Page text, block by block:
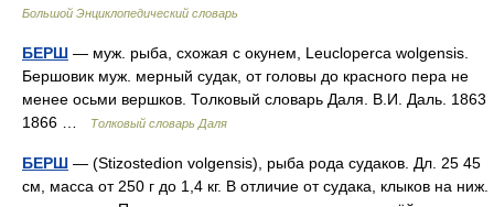
Большой Энциклопедический словарь
БЕРШ — муж. рыба, схожая с окунем, Leucloperca wolgensis.
Бершовик муж. мерный судак, от головы до красного пера не
менее осьми вершков. Толковый словарь Даля. В.И. Даль. 1863
1866 …
Толковый словарь Даля
БЕРШ — (Stizostedion volgensis), рыба рода судаков. Дл. 25 45
см, масса от 250 г до 1,4 кг. В отличие от судака, клыков на ниж.